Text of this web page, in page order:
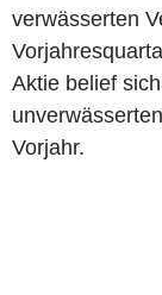
verwässerten
Aktie belief
Vorjahr.